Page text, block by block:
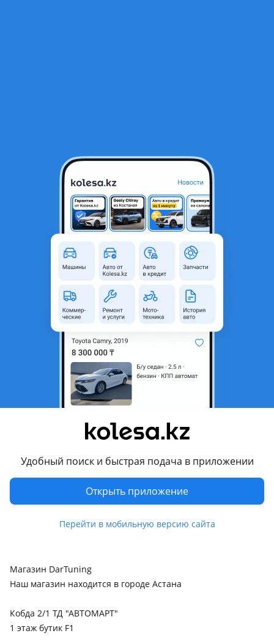
Удобный поиск и быстрая подача в приложении
Открыть приложение
Перейти в мобильную версию сайта
Астана, Акмолинская
область
Новая
Возможна рассрочка или
Да
Подходит на авто
BMW X6
2019 - н.в. G06 (G06/F96), 2023 - н.в. G06 рестайлинг
Комментарий продавца
Обвес X6 G06
Цену уточняйте по телефону
Магазин DarTuning
Наш магазин находится в городе Астана
Кобда 2/1 ТД "АВТОМАРТ"
1 этаж бутик F1